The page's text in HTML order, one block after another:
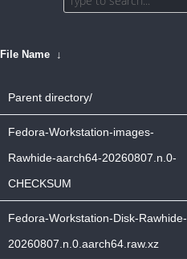
File Name ↓
Parent directory/
Fedora-Workstation-images-
Rawhide-aarch64-20260807.n.0-
CHECKSUM
Fedora-Workstation-Disk-Rawhide-
20260807.n.0.aarch64.raw.xz